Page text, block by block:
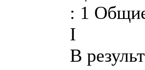
: 1
I
В